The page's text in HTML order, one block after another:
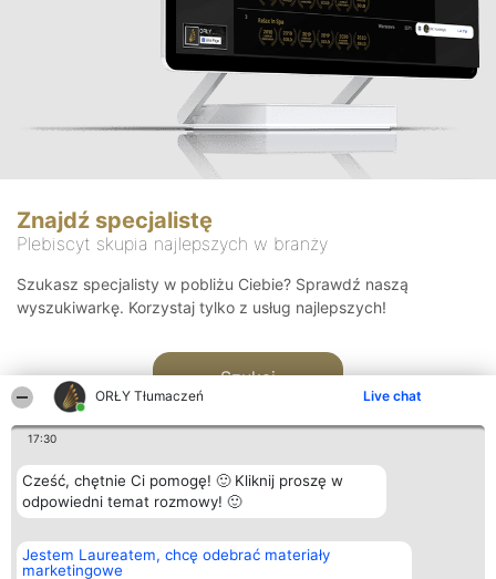
ORŁY Tłumaczeń Live chat
17:30
Cześć, chętnie Ci pomogę! 🙂 Kliknij proszę w
odpowiedni temat rozmowy! 🙂
Jestem Laureatem, chcę odebrać materiały
marketingowe
Znajdź specjalistę
Plebiscyt skupia najlepszych w branży
Szukasz specjalisty w pobliżu Ciebie? Sprawdź naszą
wyszukiwarkę. Korzystaj tylko z usług najlepszych!
Szukaj
Organizator plebiscytu
Bright Side Solutions sp. z o.
o. sp. k.
Plebiscyt
Laureaci
Kontakt
Kontakt